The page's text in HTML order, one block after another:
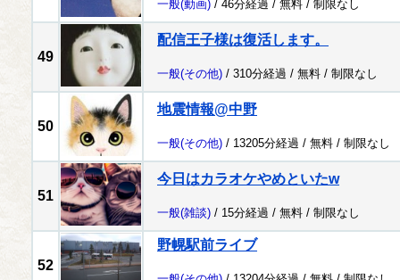
一般(動画) / 46分経過 / 無料 / 制限なし
49
配信王子様は復活します。
一般(その他) / 310分経過 / 無料 / 制限なし
50
地震情報@中野
一般(その他) / 13205分経過 / 無料 / 制限なし
51
今日はカラオケやめといたw
一般(雑談) / 15分経過 / 無料 / 制限なし
52
野幌駅前ライブ